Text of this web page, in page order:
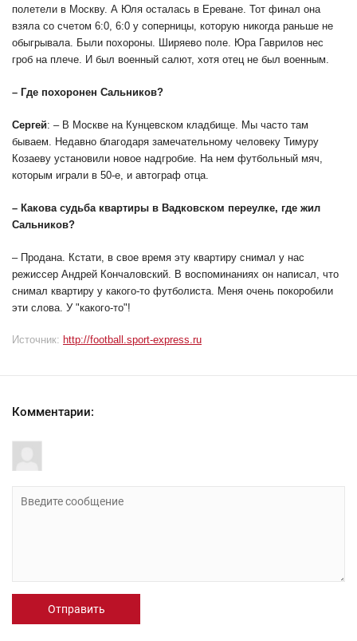
полетели в Москву. А Юля осталась в Ереване. Тот финал она
взяла со счетом 6:0, 6:0 у соперницы, которую никогда раньше не
обыгрывала. Были похороны. Ширяево поле. Юра Гаврилов нес
гроб на плече. И был военный салют, хотя отец не был военным.
– Где похоронен Сальников?
Сергей: – В Москве на Кунцевском кладбище. Мы часто там
бываем. Недавно благодаря замечательному человеку Тимуру
Козаеву установили новое надгробие. На нем футбольный мяч,
которым играли в 50-е, и автограф отца.
– Какова судьба квартиры в Вадковском переулке, где жил
Сальников?
– Продана. Кстати, в свое время эту квартиру снимал у нас
режиссер Андрей Кончаловский. В воспоминаниях он написал, что
снимал квартиру у какого-то футболиста. Меня очень покоробили
эти слова. У "какого-то"!
Источник: http://football.sport-express.ru
Комментарии:
Отправить